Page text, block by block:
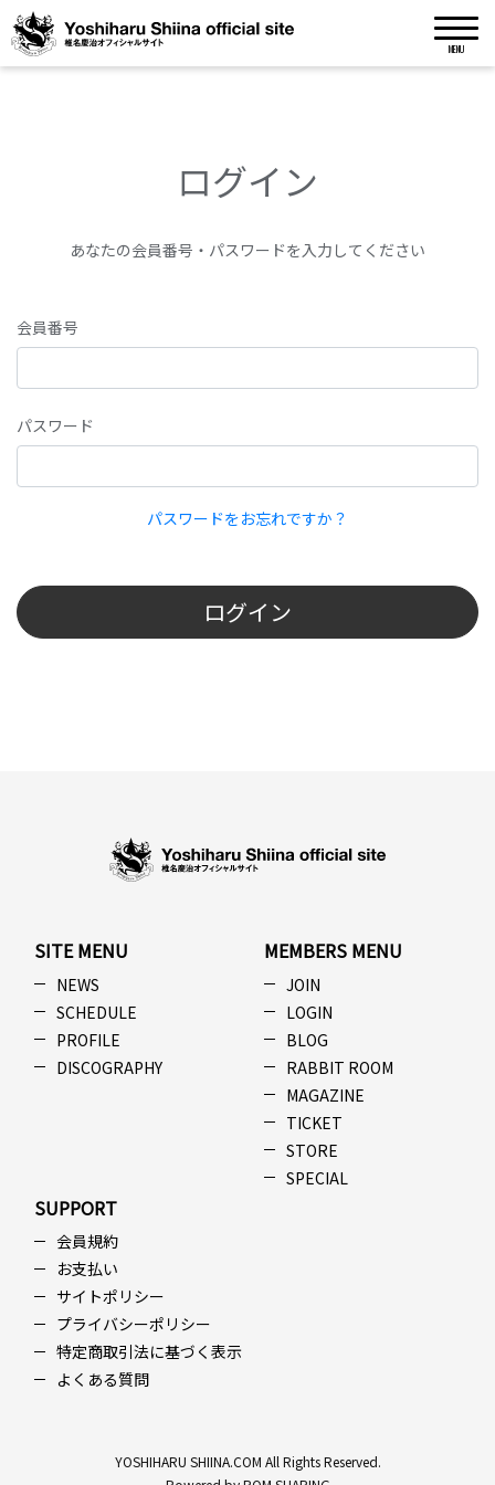
MENU
ログイン
あなたの会員番号・パスワードを入力してください
会員番号
パスワード
パスワードをお忘れですか？
ログイン
SITE MENU
NEWS
SCHEDULE
PROFILE
DISCOGRAPHY
MEMBERS MENU
JOIN
LOGIN
BLOG
RABBIT ROOM
MAGAZINE
TICKET
STORE
SPECIAL
SUPPORT
会員規約
お支払い
サイトポリシー
プライバシーポリシー
特定商取引法に基づく表示
よくある質問
YOSHIHARU SHIINA.COM All Rights Reserved.